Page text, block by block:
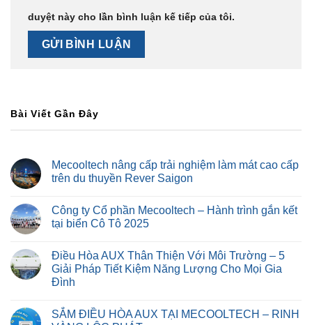
duyệt này cho lần bình luận kế tiếp của tôi.
Bài Viết Gần Đây
Mecooltech nâng cấp trải nghiệm làm mát cao cấp
trên du thuyền Rever Saigon
Công ty Cổ phần Mecooltech – Hành trình gắn kết
tại biển Cô Tô 2025
Điều Hòa AUX Thân Thiện Với Môi Trường – 5
Giải Pháp Tiết Kiệm Năng Lượng Cho Mọi Gia
Đình
SẮM ĐIỀU HÒA AUX TẠI MECOOLTECH – RINH